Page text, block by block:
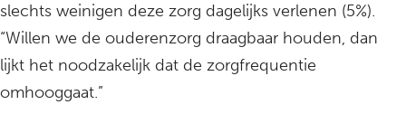
slechts weinigen deze zorg dagelijks verlenen (5%).
“Willen we de ouderenzorg draagbaar houden, dan
lijkt het noodzakelijk dat de zorgfrequentie
omhooggaat.”